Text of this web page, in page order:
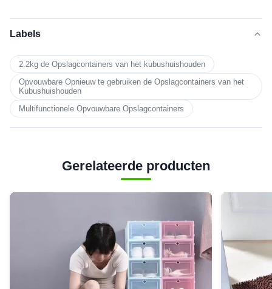
Labels
2.2kg de Opslagcontainers van het kubushuishouden
Opvouwbare Opnieuw te gebruiken de Opslagcontainers van het
Kubushuishouden
Multifunctionele Opvouwbare Opslagcontainers
Gerelateerde producten